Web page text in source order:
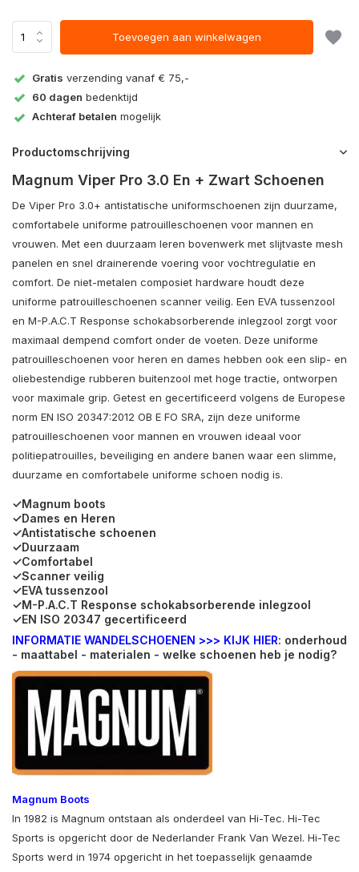
Toevoegen aan winkelwagen
Gratis verzending vanaf € 75,-
60 dagen bedenktijd
Achteraf betalen mogelijk
Productomschrijving
Magnum Viper Pro 3.0 En + Zwart Schoenen
De Viper Pro 3.0+ antistatische uniformschoenen zijn duurzame,
comfortabele uniforme patrouilleschoenen voor mannen en
vrouwen. Met een duurzaam leren bovenwerk met slijtvaste mesh
panelen en snel drainerende voering voor vochtregulatie en
comfort. De niet-metalen composiet hardware houdt deze
uniforme patrouilleschoenen scanner veilig. Een EVA tussenzool
en M-P.A.C.T Response schokabsorberende inlegzool zorgt voor
maximaal dempend comfort onder de voeten. Deze uniforme
patrouilleschoenen voor heren en dames hebben ook een slip- en
oliebestendige rubberen buitenzool met hoge tractie, ontworpen
voor maximale grip. Getest en gecertificeerd volgens de Europese
norm EN ISO 20347:2012 OB E FO SRA, zijn deze uniforme
patrouilleschoenen voor mannen en vrouwen ideaal voor
politiepatrouilles, beveiliging en andere banen waar een slimme,
duurzame en comfortabele uniforme schoen nodig is.
✓Magnum boots
✓Dames en Heren
✓Antistatische schoenen
✓Duurzaam
✓Comfortabel
✓Scanner veilig
✓EVA tussenzool
✓M-P.A.C.T Response schokabsorberende inlegzool
✓EN ISO 20347 gecertificeerd
INFORMATIE WANDELSCHOENEN >>> KIJK HIER: onderhoud
- maattabel - materialen - welke schoenen heb je nodig?
Magnum Boots
In 1982 is Magnum ontstaan als onderdeel van Hi-Tec. Hi-Tec
Sports is opgericht door de Nederlander Frank Van Wezel. Hi-Tec
Sports werd in 1974 opgericht in het toepasselijk genaamde